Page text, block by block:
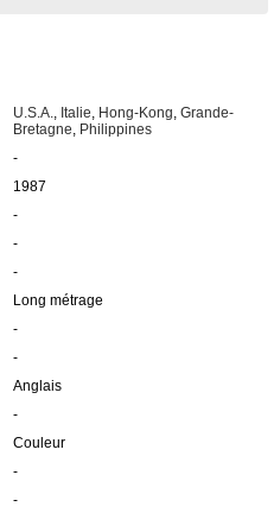
U.S.A., Italie, Hong-Kong, Grande-
Bretagne, Philippines
-
1987
-
-
-
Long métrage
-
-
Anglais
-
Couleur
-
-